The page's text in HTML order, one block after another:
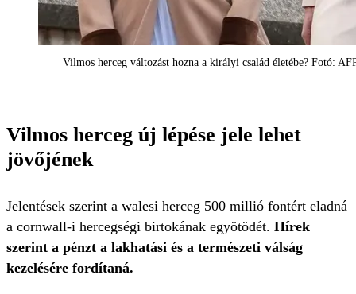
Vilmos herceg változást hozna a királyi család életébe? Fotó:
Vilmos herceg új lépése jele lehet
jövőjének
Jelentések szerint a walesi herceg 500 millió fontért eladná
a cornwall-i hercegségi birtokának egyötödét. Hírek
szerint a pénzt a lakhatási és a természeti válság
kezelésére fordítaná.